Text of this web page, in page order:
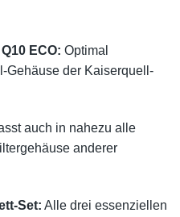
ECO: Optimal
Gehäuse der Kaiserquell-
auch in nahezu alle
anderer
Set: Alle drei essenziellen